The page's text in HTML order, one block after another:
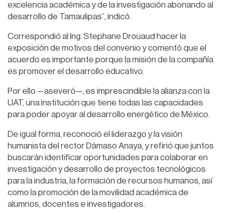
excelencia académica y de la investigación abonando al
desarrollo de Tamaulipas”, indicó.
Correspondió al Ing. Stephane Drouaud hacer la
exposición de motivos del convenio y comentó que el
acuerdo es importante porque la misión de la compañía
es promover el desarrollo educativo.
Por ello —aseveró—, es imprescindible la alianza con la
UAT, una institución que tiene todas las capacidades
para poder apoyar al desarrollo energético de México.
De igual forma, reconoció el liderazgo y la visión
humanista del rector Dámaso Anaya, y refirió que juntos
buscarán identificar oportunidades para colaborar en
investigación y desarrollo de proyectos tecnológicos
para la industria, la formación de recursos humanos, así
como la promoción de la movilidad académica de
alumnos, docentes e investigadores.